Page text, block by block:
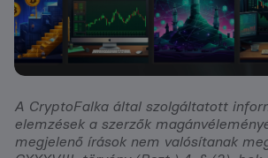
A CryptoFalka által szolgáltatott
elemzések a szerzők
megjelenő írások nem valósítanak